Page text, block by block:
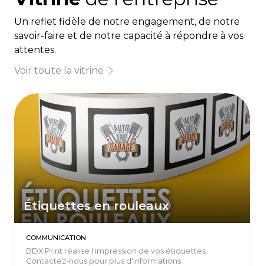
Un reflet fidèle de notre engagement, de notre
savoir-faire et de notre capacité à répondre à vos
attentes.
Voir toute la vitrine
Étiquettes en rouleaux
COMMUNICATION
BDX Print réalise l'impression de vos étiquettes.
Contactez-nous pour plus d'informations